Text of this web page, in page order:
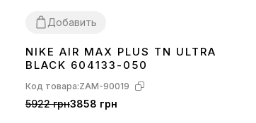
Добавить
3637 38 39 404142 434445
NIKE AIR MAX PLUS TN ULTRA
BLACK 604133-050
Код товара:ZAM-90019
5922 грн3858 грн